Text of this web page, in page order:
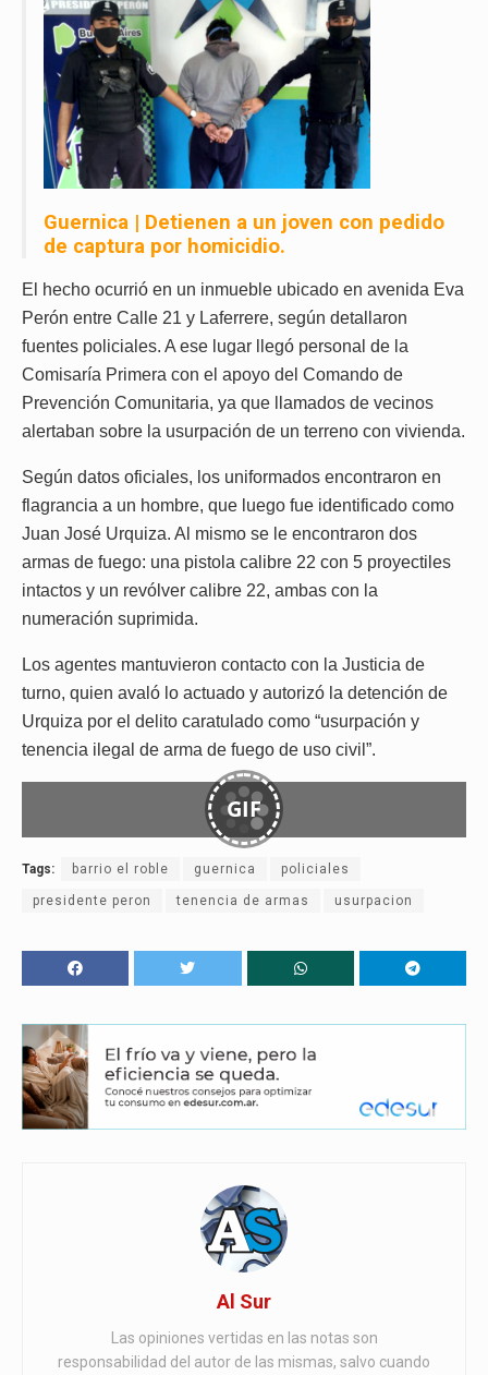
Guernica | Detienen a un joven con pedido
de captura por homicidio.
El hecho ocurrió en un inmueble ubicado en avenida Eva
Perón entre Calle 21 y Laferrere, según detallaron
fuentes policiales. A ese lugar llegó personal de la
Comisaría Primera con el apoyo del Comando de
Prevención Comunitaria, ya que llamados de vecinos
alertaban sobre la usurpación de un terreno con vivienda.
Según datos oficiales, los uniformados encontraron en
flagrancia a un hombre, que luego fue identificado como
Juan José Urquiza. Al mismo se le encontraron dos
armas de fuego: una pistola calibre 22 con 5 proyectiles
intactos y un revólver calibre 22, ambas con la
numeración suprimida.
Los agentes mantuvieron contacto con la Justicia de
turno, quien avaló lo actuado y autorizó la detención de
Urquiza por el delito caratulado como “usurpación y
tenencia ilegal de arma de fuego de uso civil”.
GIF
Tags: barrio el roble guernica policiales
presidente peron tenencia de armas usurpacion
Al Sur
Las opiniones vertidas en las notas son
responsabilidad del autor de las mismas, salvo cuando